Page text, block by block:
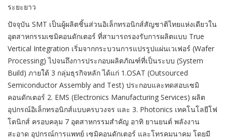
ระยะยาว
ปัจจุบัน SMT เป็นผู้ผลิตชิ้นส่วนอิเล็กทรอนิกส์สัญชาติไทยแห่งเดียวใน
อุตสาหกรรมเซมิคอนดักเตอร์ ที่สามารถรองรับการผลิตแบบ True
Vertical Integration เริ่มจากกระบวนการแปรรูปแผ่นเวเฟอร์ (Wafer
Processing) ไปจนถึงการประกอบผลิตภัณฑ์ที่เป็นระบบ (System
Build) ภายใต้ 3 กลุ่มธุรกิจหลัก ได้แก่ 1.OSAT (Outsourced
Semiconductor Assembly and Test) ประกอบและทดสอบเซมิ
คอนดักเตอร์ 2. EMS (Electronics Manufacturing Services) ผลิต
อุปกรณ์อิเล็กทรอนิกส์แบบครบวงจร และ 3. Photonics เทคโนโลยีโฟ
โตนิกส์ ครอบคลุม 7 อุตสาหกรรมสำคัญ อาทิ ยานยนต์ พลังงาน
สะอาด อุปกรณ์การแพทย์ เซมิคอนดักเตอร์ และโทรคมนาคม โดยมี